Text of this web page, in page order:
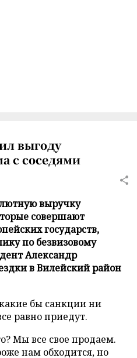
выгоду
с соседями
выручку
совершают
государств,
по безвизовому
Александр
в Вилейский район
бы санкции ни
равно приедут.
Мы все свое продаем.
нам обходится, но